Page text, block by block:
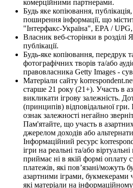
комерційними партнерами.
Будь яке копіювання,
поширення інформації, що
"Інтерфакс-Україна", EPA /
Власник веб-сторінки в розділі
публікації.
Будь-яке копіювання, передрук
фотографічних творів та/або
правовласника Getty Images -
Матеріали сайту
старше 21 року (21+). Участь в
викликати ігрову залежність.
(принципів) відповідальної
ознак залежності негайно
Пам'ятайте, що участь в
джерелом доходів або
Інформаційний ресурс
ігри на реальні та/або
приймає ні в якій формі оплату
платежів, які пов’язані/можуть
азартними іграми, букмекерами
які матеріали на інформаційному